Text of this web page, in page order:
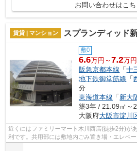
お問い合わせはこち
賃貸 | マンション スプランディッド
敷0
6.6万円～7.2万円
阪急京都本線 「十
地下鉄御堂筋線 「
分
東海道本線 「新大
築3年 / 21.09㎡～
大阪府大阪市淀川
近くにはファミリーマート木川西店(徒歩2分)が
利です。共用部には敷地内ごみ置き場・エレベー
も充実しています。2駅利用可能なア...